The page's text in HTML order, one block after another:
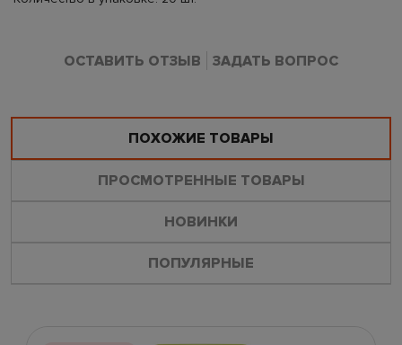
ОСТАВИТЬ ОТЗЫВ ЗАДАТЬ ВОПРОС
ПОХОЖИЕ ТОВАРЫ
ПРОСМОТРЕННЫЕ ТОВАРЫ
НОВИНКИ
ПОПУЛЯРНЫЕ